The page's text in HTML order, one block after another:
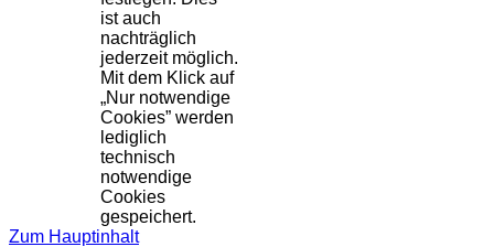
ist auch
nachträglich
jederzeit möglich.
Mit dem Klick auf
„Nur notwendige
Cookies” werden
lediglich
technisch
notwendige
Cookies
gespeichert.
Zum Hauptinhalt